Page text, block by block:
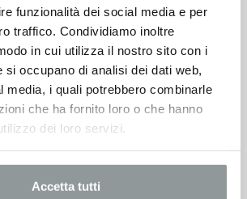
funzionalità dei social media e per
traffico. Condividiamo inoltre
in cui utilizza il nostro sito con i
si occupano di analisi dei dati web,
media, i quali potrebbero combinarle
che ha fornito loro o che hanno
dei loro servizi.
Accetta tutti